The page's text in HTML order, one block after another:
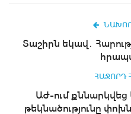
Տաշիրն եկավ․
ՀԱՋՈՐԴ
ԱԺ-ում
թեկնածությունը